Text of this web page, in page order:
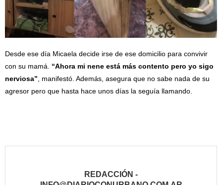
Desde ese día Micaela decide irse de ese domicilio para convivir
con su mamá. “Ahora mi nene está más contento pero yo sigo
nerviosa”, manifestó. Además, asegura que no sabe nada de su
agresor pero que hasta hace unos días la seguía llamando.
REDACCIÓN -